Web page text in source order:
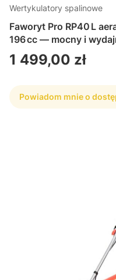
Wertykulatory spalinowe
Faworyt Pro RP40 L
196 cc — mocny i
i pielęgnacji trawnika,
Cena
1 499,00 zł
Powiadom mnie o